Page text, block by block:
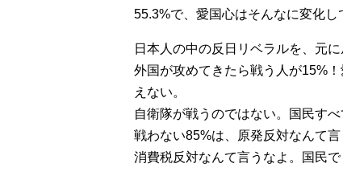
55.3%で、愛国心はそんなに変化し
日本人の中の反日リベラルを、元に
外国が攻めてきたら戦う人が15%
えない。
自衛隊が戦うのではない。国民すべ
戦わない85%は、原発反対なんて
消費税反対なんて言うなよ。国民で